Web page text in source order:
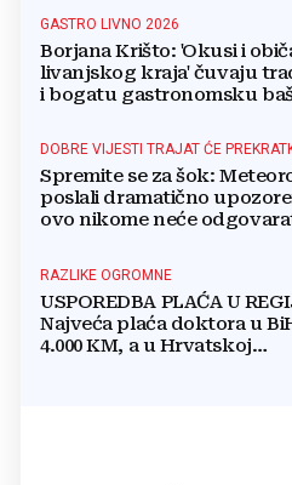
GASTRO LIVNO 2026
Borjana Krišto: 'Okusi i
livanjskog kraja' čuvaju
i bogatu gastronomsku
DOBRE VIJESTI TRAJAT ĆE
Spremite se za šok:
poslali dramatično
ovo nikome neće
RAZLIKE OGROMNE
USPOREDBA PLAĆA U
Najveća plaća doktora u
4.000 KM, a u Hrvatskoj